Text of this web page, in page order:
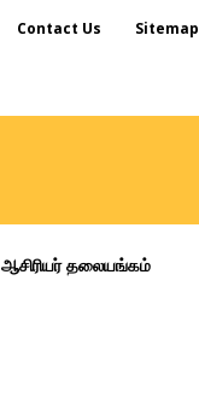
Contact Us Sitemap
ஆசிரியர் தலையங்கம்